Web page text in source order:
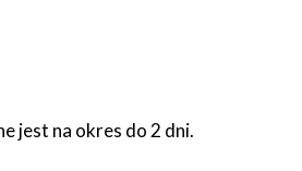
jest na okres do 2 dni.